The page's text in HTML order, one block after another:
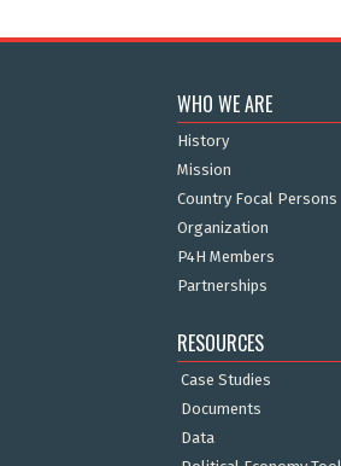
WHO WE ARE
History
Mission
Country Focal Persons
Organization
P4H Members
Partnerships
RESOURCES
Case Studies
Documents
Data